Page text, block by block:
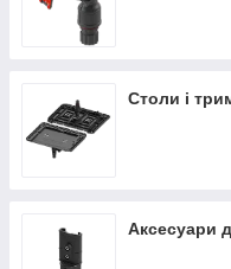
Столи і
Аксесуари